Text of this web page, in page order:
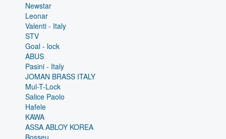
Newstar
Leonar
Valenti - Italy
STV
Goal - lock
ABUS
Pasini - Italy
JOMAN BRASS ITALY
Mul-T-Lock
Salice Paolo
Hafele
KAWA
ASSA ABLOY KOREA
Bosseu